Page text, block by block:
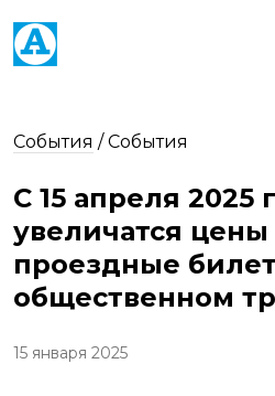
События /События
С 15 апреля 2025
увеличатся цены
проездные
общественном
15 января 2025